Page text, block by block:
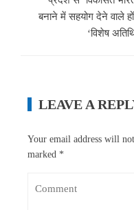
बनाने में सहयोग देने वाले
‘विशेष
LEAVE A
Your email address will
marked *